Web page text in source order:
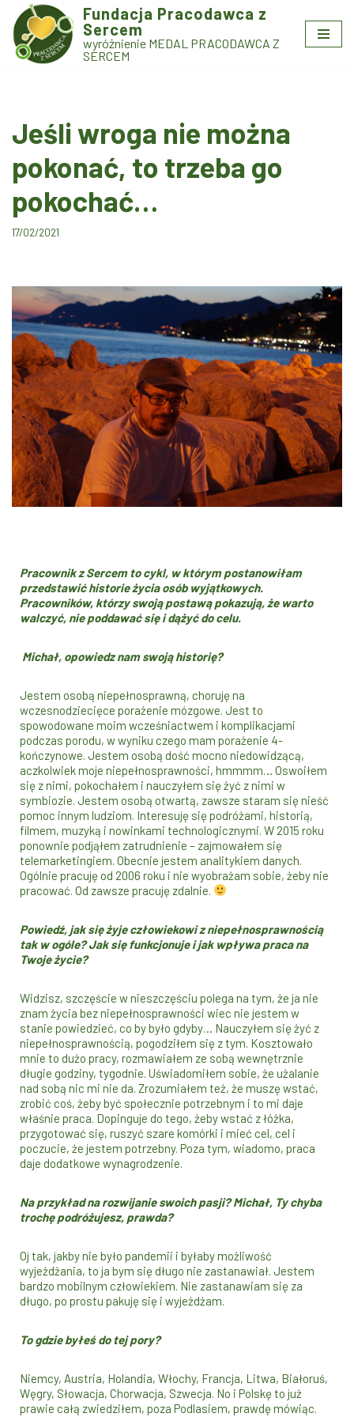
Przejdź
do
Fundacja Pracodawca z
Sercem
wyróżnienie MEDAL PRACODAWCA Z
SERCEM
Jeśli wroga nie można
pokonać, to trzeba go
pokochać…
17/02/2021
Pracownik z Sercem to cykl, w którym postanowiłam
przedstawić historie życia osób wyjątkowych.
Pracowników, którzy swoją postawą pokazują, że warto
walczyć, nie poddawać się i dążyć do celu.
Michał, opowiedz nam swoją historię?
Jestem osobą niepełnosprawną, choruję na
wczesnodziecięce porażenie mózgowe. Jest to
spowodowane moim wcześniactwem i komplikacjami
podczas porodu, w wyniku czego mam porażenie 4-
kończynowe. Jestem osobą dość mocno niedowidzącą,
aczkolwiek moje niepełnosprawności, hmmmm… Oswoiłem
się z nimi, pokochałem i nauczyłem się żyć z nimi w
symbiozie. Jestem osobą otwartą, zawsze staram się nieść
pomoc innym ludziom. Interesuję się podróżami, historią,
filmem, muzyką i nowinkami technologicznymi. W 2015 roku
ponownie podjąłem zatrudnienie – zajmowałem się
telemarketingiem. Obecnie jestem analitykiem danych.
Ogólnie pracuję od 2006 roku i nie wyobrażam sobie, żeby nie
pracować. Od zawsze pracuję zdalnie.
Powiedź, jak się żyje człowiekowi z niepełnosprawnością
tak w ogóle? Jak się funkcjonuje i jak wpływa praca na
Twoje życie?
Widzisz, szczęście w nieszczęściu polega na tym, że ja nie
znam życia bez niepełnosprawności wiec nie jestem w
stanie powiedzieć, co by było gdyby… Nauczyłem się żyć z
niepełnosprawnością, pogodziłem się z tym. Kosztowało
mnie to dużo pracy, rozmawiałem ze sobą wewnętrznie
długie godziny, tygodnie. Uświadomiłem sobie, że użalanie
nad sobą nic mi nie da. Zrozumiałem też, że muszę wstać,
zrobić coś, żeby być społecznie potrzebnym i to mi daje
właśnie praca. Dopinguje do tego, żeby wstać z łóżka,
przygotować się, ruszyć szare komórki i mieć cel, cel i
poczucie, że jestem potrzebny. Poza tym, wiadomo, praca
daje dodatkowe wynagrodzenie.
Na przykład na rozwijanie swoich pasji? Michał, Ty chyba
trochę podróżujesz, prawda?
Oj tak, jakby nie było pandemii i byłaby możliwość
wyjeżdżania, to ja bym się długo nie zastanawiał. Jestem
bardzo mobilnym człowiekiem. Nie zastanawiam się za
długo, po prostu pakuję się i wyjeżdżam.
To gdzie byłeś do tej pory?
Niemcy, Austria, Holandia, Włochy, Francja, Litwa, Białoruś,
Węgry, Słowacja, Chorwacja, Szwecja. No i Polskę to już
prawie całą zwiedziłem, poza Podlasiem, prawdę mówiąc.